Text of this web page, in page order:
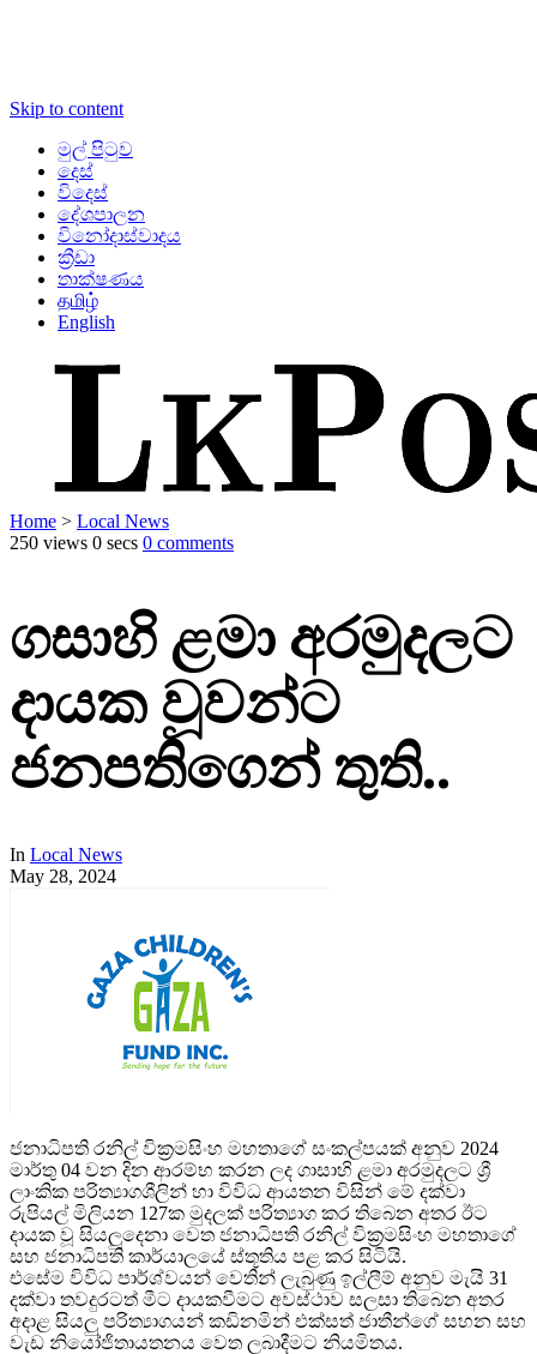
Skip to content
මුල් පිටුව
දෙස්
විදෙස්
දේශපාලන
විනෝදාස්වාදය
ක්‍රීඩා
තාක්ෂණය
தமிழ்
English
Home > Local News
250 views 0 secs 0 comments
ගසාහි ළමා අරමුදලට
දායක වූවන්ට
ජනපතිගෙන් තුති..
In Local News
May 28, 2024
ජනාධිපති රනිල් වික්‍රමසිංහ මහතාගේ සංකල්පයක් අනුව 2024
මාර්තු 04 වන දින ආරම්භ කරන ලද ගාසාහි ළමා අරමුදලට ශ්‍රී
ලාංකික පරිත්‍යාගශීලින් හා විවිධ ආයතන විසින් මේ දක්වා
රුපියල් මිලියන 127ක මුදලක් පරිත්‍යාග කර තිබෙන අතර ඊට
දායක වූ සියලුදෙනා වෙත ජනාධිපති රනිල් වික්‍රමසිංහ මහතාගේ
සහ ජනාධිපති කාර්යාලයේ ස්තූතිය පළ කර සිටියි.
එසේම විවිධ පාර්ශ්වයන් වෙතින් ලැබුණු ඉල්ලීම් අනුව මැයි 31
දක්වා තවදුරටත් මීට දායකවීමට අවස්ථාව සලසා තිබෙන අතර
අදාළ සියලු පරිත්‍යාගයන් කඩිනමින් එක්සත් ජාතීන්ගේ සහන සහ
වැඩ නියෝජිතායතනය වෙත ලබාදීමට නියමිතය.